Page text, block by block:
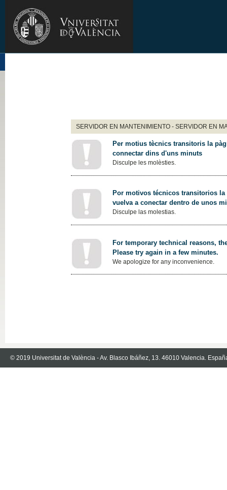
SERVIDOR EN MANTENIMIENTO - SERVIDOR EN
Per motius tècnics transitoris la
connectar dins d'uns minuts
Disculpe les molèsties.
Por motivos técnicos transitorios
vuelva a conectar dentro de unos
Disculpe las molestias.
For temporary technical reasons,
Please try again in a few minutes.
We apologize for any inconvenience.
© 2019 Universitat de València - Av. Blasco Ibáñez, 13. 46010 Valencia.